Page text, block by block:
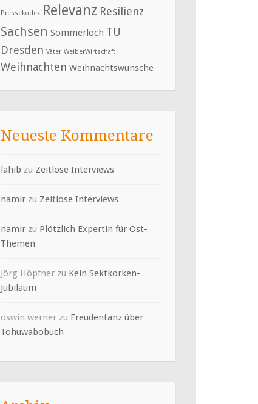
Pressekodex Relevanz Resilienz
Sachsen Sommerloch TU
Dresden Väter WeiberWirtschaft
Weihnachten Weihnachtswünsche
Neueste Kommentare
lahib zu Zeitlose Interviews
namir zu Zeitlose Interviews
namir zu Plötzlich Expertin für Ost-
Themen
Jörg Höpfner zu Kein Sektkorken-
Jubiläum
oswin werner zu Freudentanz über
Tohuwabobuch